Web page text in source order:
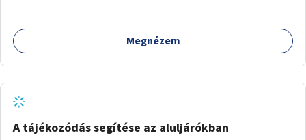
Megnézem
A tájékozódás segítése az aluljárókban